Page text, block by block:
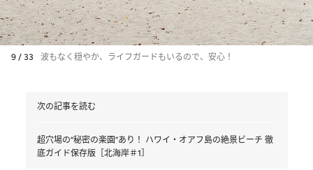
9 / 33 波もなく穏やか、ライフガードもいるので、安心！
次の記事を読む
超穴場の“秘密の楽園”あり！ ハワイ・オアフ島の絶景ビーチ 徹
底ガイド保存版［北海岸＃1］